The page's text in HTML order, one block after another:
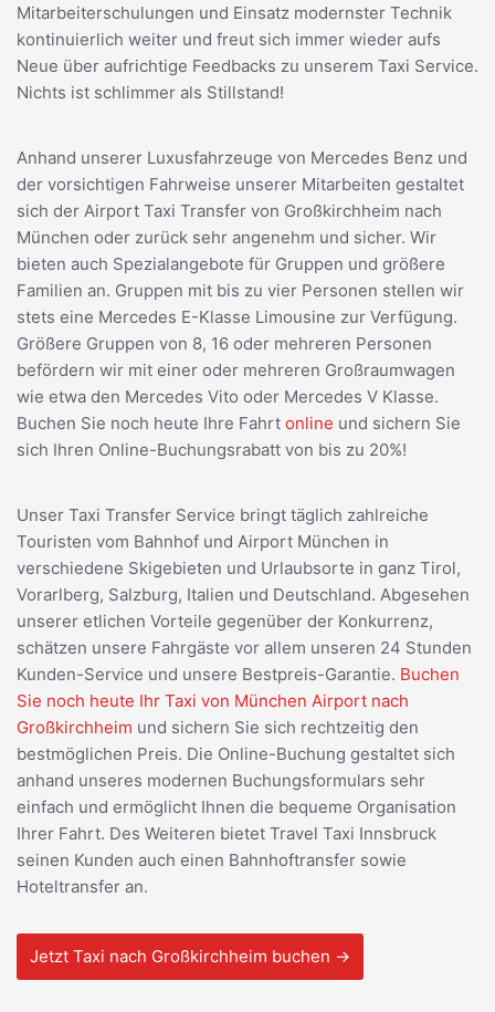
Mitarbeiterschulungen und Einsatz modernster Technik
kontinuierlich weiter und freut sich immer wieder aufs
Neue über aufrichtige Feedbacks zu unserem Taxi Service.
Nichts ist schlimmer als Stillstand!
Anhand unserer Luxusfahrzeuge von Mercedes Benz und
der vorsichtigen Fahrweise unserer Mitarbeiten gestaltet
sich der Airport Taxi Transfer von Großkirchheim nach
München oder zurück sehr angenehm und sicher. Wir
bieten auch Spezialangebote für Gruppen und größere
Familien an. Gruppen mit bis zu vier Personen stellen wir
stets eine Mercedes E-Klasse Limousine zur Verfügung.
Größere Gruppen von 8, 16 oder mehreren Personen
befördern wir mit einer oder mehreren Großraumwagen
wie etwa den Mercedes Vito oder Mercedes V Klasse.
Buchen Sie noch heute Ihre Fahrt online und sichern Sie
sich Ihren Online-Buchungsrabatt von bis zu 20%!
Unser Taxi Transfer Service bringt täglich zahlreiche
Touristen vom Bahnhof und Airport München in
verschiedene Skigebieten und Urlaubsorte in ganz Tirol,
Vorarlberg, Salzburg, Italien und Deutschland. Abgesehen
unserer etlichen Vorteile gegenüber der Konkurrenz,
schätzen unsere Fahrgäste vor allem unseren 24 Stunden
Kunden-Service und unsere Bestpreis-Garantie. Buchen
Sie noch heute Ihr Taxi von München Airport nach
Großkirchheim und sichern Sie sich rechtzeitig den
bestmöglichen Preis. Die Online-Buchung gestaltet sich
anhand unseres modernen Buchungsformulars sehr
einfach und ermöglicht Ihnen die bequeme Organisation
Ihrer Fahrt. Des Weiteren bietet Travel Taxi Innsbruck
seinen Kunden auch einen Bahnhoftransfer sowie
Hoteltransfer an.
Jetzt Taxi nach Großkirchheim buchen →